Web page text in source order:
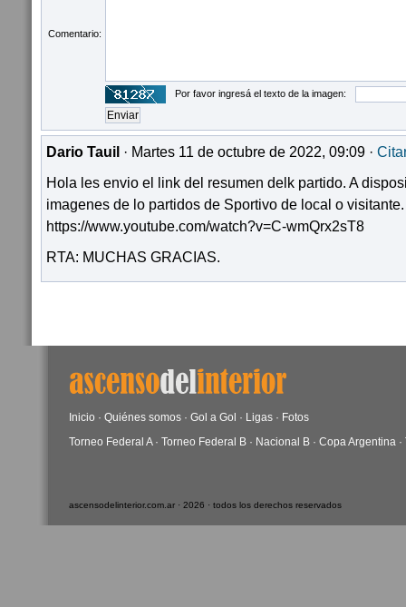
Comentario:
Por favor ingresá el texto de la imagen:
Dario Tauil · Martes 11 de octubre de 2022, 09:09 ·
Hola les envio el link del resumen delk partido. A
imagenes de lo partidos de Sportivo de local o
https://www.youtube.com/watch?v=C-wmQrx2sT8
RTA: MUCHAS GRACIAS.
Inicio · Quiénes somos · Gol a Gol · Ligas · Fotos
Torneo Federal A· Torneo Federal B · Nacional B · Copa Argentina ·
ascensodelinterior.com.ar · 2026 · todos los derechos reservados